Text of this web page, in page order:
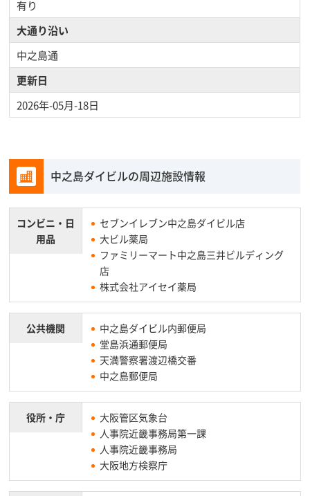
有り
大通り沿い
中之島通
更新日
2026年-05月-18日
中之島ダイビルの周辺施設情報
コンビニ・ 日
用品
セブンイレブン中之島ダイビル店
大ビル薬局
ファミリーマート中之島三井ビルディング
店
株式会社アイセイ薬局
公共機関
中之島ダイビル内郵便局
堂島浜通郵便局
天満警察署渡辺橋交番
中之島郵便局
役所・庁
大阪管区気象台
人事院近畿事務局第一課
人事院近畿事務局
大阪地方検察庁